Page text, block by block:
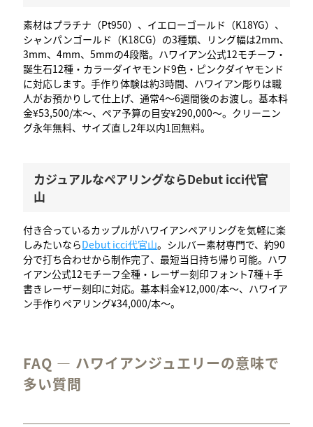
素材はプラチナ（Pt950）、イエローゴールド（K18YG）、
シャンパンゴールド（K18CG）の3種類、リング幅は2mm、
3mm、4mm、5mmの4段階。ハワイアン公式12モチーフ・
誕生石12種・カラーダイヤモンド9色・ピンクダイヤモンド
に対応します。手作り体験は約3時間、ハワイアン彫りは職
人がお預かりして仕上げ、通常4〜6週間後のお渡し。基本料
金¥53,500/本〜、ペア予算の目安¥290,000〜。クリーニン
グ永年無料、サイズ直し2年以内1回無料。
カジュアルなペアリングならDebut icci代官
山
付き合っているカップルがハワイアンペアリングを気軽に楽
しみたいならDebut icci代官山。シルバー素材専門で、約90
分で打ち合わせから制作完了、最短当日持ち帰り可能。ハワ
イアン公式12モチーフ全種・レーザー刻印フォント7種＋手
書きレーザー刻印に対応。基本料金¥12,000/本〜、ハワイア
ン手作りペアリング¥34,000/本〜。
FAQ — ハワイアンジュエリーの意味で
多い質問